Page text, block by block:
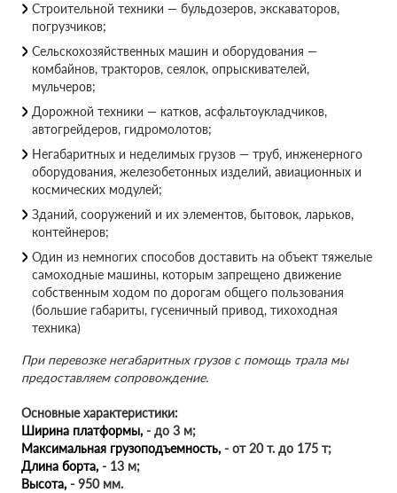
Строительной техники — бульдозеров, экскаваторов,
погрузчиков;
Сельскохозяйственных машин и оборудования —
комбайнов, тракторов, сеялок, опрыскивателей,
мульчеров;
Дорожной техники — катков, асфальтоукладчиков,
автогрейдеров, гидромолотов;
Негабаритных и неделимых грузов — труб, инженерного
оборудования, железобетонных изделий, авиационных и
космических модулей;
Зданий, сооружений и их элементов, бытовок, ларьков,
контейнеров;
Один из немногих способов доставить на объект тяжелые
самоходные машины, которым запрещено движение
собственным ходом по дорогам общего пользования
(большие габариты, гусеничный привод, тихоходная
техника)
При перевозке негабаритных грузов с помощь трала мы
предоставляем сопровождение.
Основные характеристики:
Ширина платформы, - до 3 м;
Максимальная грузоподъемность, - от 20 т. до 175 т;
Длина борта, - 13 м;
Высота, - 950 мм.